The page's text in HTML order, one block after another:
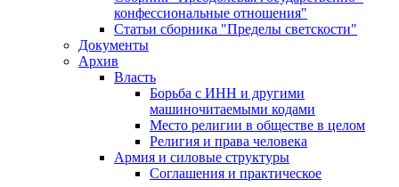
конфессиональные отношения"
Статьи сборника "Пределы светскости"
Документы
Архив
Власть
Борьба с ИНН и другими
машиночитаемыми кодами
Место религии в обществе в целом
Религия и права человека
Армия и силовые структуры
Соглашения и практическое